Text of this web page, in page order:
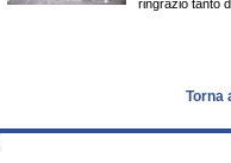
ringrazio tanto
Torna